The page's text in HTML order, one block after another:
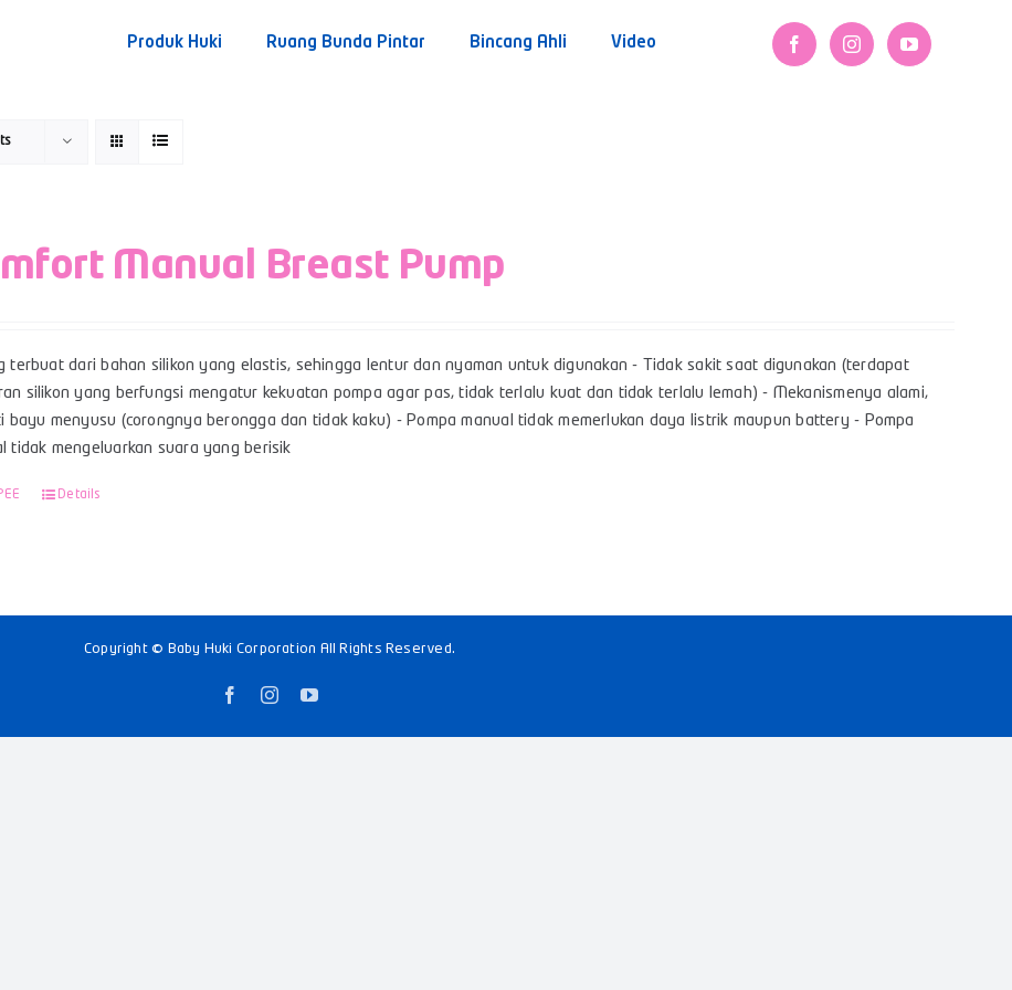
Produk Huki Ruang Bunda Pintar Bincang Ahli Video
Manual Breast Pump
terbuat dari bahan silikon yang elastis, sehingga lentur dan nyaman untuk digunakan - Tidak sakit saat digunakan (terdapat
silikon yang berfungsi mengatur kekuatan pompa agar pas, tidak terlalu kuat dan tidak terlalu lemah) - Mekanismenya alami,
bayu menyusu (corongnya berongga dan tidak kaku) - Pompa manual tidak memerlukan daya listrik maupun battery - Pompa
tidak mengeluarkan suara yang berisik
Details
Copyright © Baby Huki Corporation All Rights Reserved.
FacebookInstagramYouTube